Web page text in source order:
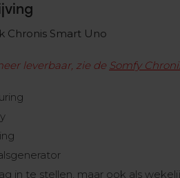
Chronis Smart Uno
leverbaar, zie de Somfy
in te stellen, maar ook als